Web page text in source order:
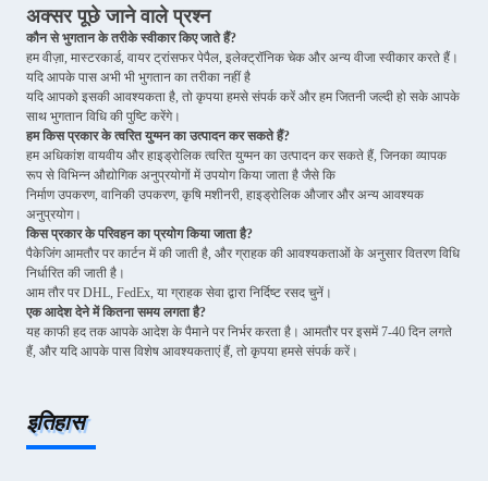
अक्सर पूछे जाने वाले प्रश्न
कौन से भुगतान के तरीके स्वीकार किए जाते हैं?
हम वीज़ा, मास्टरकार्ड, वायर ट्रांसफर पेपैल, इलेक्ट्रॉनिक चेक और अन्य वीजा स्वीकार करते हैं।
यदि आपके पास अभी भी भुगतान का तरीका नहीं है
यदि आपको इसकी आवश्यकता है, तो कृपया हमसे संपर्क करें और हम जितनी जल्दी हो सके आपके
साथ भुगतान विधि की पुष्टि करेंगे।
हम किस प्रकार के त्वरित युग्मन का उत्पादन कर सकते हैं?
हम अधिकांश वायवीय और हाइड्रोलिक त्वरित युग्मन का उत्पादन कर सकते हैं, जिनका व्यापक
रूप से विभिन्न औद्योगिक अनुप्रयोगों में उपयोग किया जाता है जैसे कि
निर्माण उपकरण, वानिकी उपकरण, कृषि मशीनरी, हाइड्रोलिक औजार और अन्य आवश्यक
अनुप्रयोग।
किस प्रकार के परिवहन का प्रयोग किया जाता है?
पैकेजिंग आमतौर पर कार्टन में की जाती है, और ग्राहक की आवश्यकताओं के अनुसार वितरण विधि
निर्धारित की जाती है।
आम तौर पर DHL, FedEx, या ग्राहक सेवा द्वारा निर्दिष्ट रसद चुनें।
एक आदेश देने में कितना समय लगता है?
यह काफी हद तक आपके आदेश के पैमाने पर निर्भर करता है। आमतौर पर इसमें 7-40 दिन लगते
हैं, और यदि आपके पास विशेष आवश्यकताएं हैं, तो कृपया हमसे संपर्क करें।
इतिहास